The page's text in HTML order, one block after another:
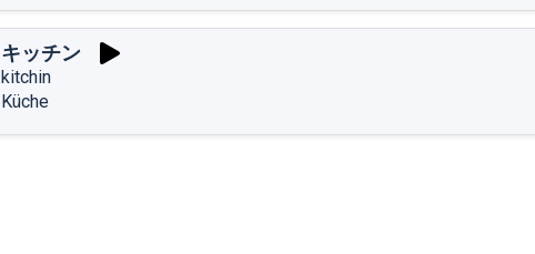
キッチン
kitchin
Küche